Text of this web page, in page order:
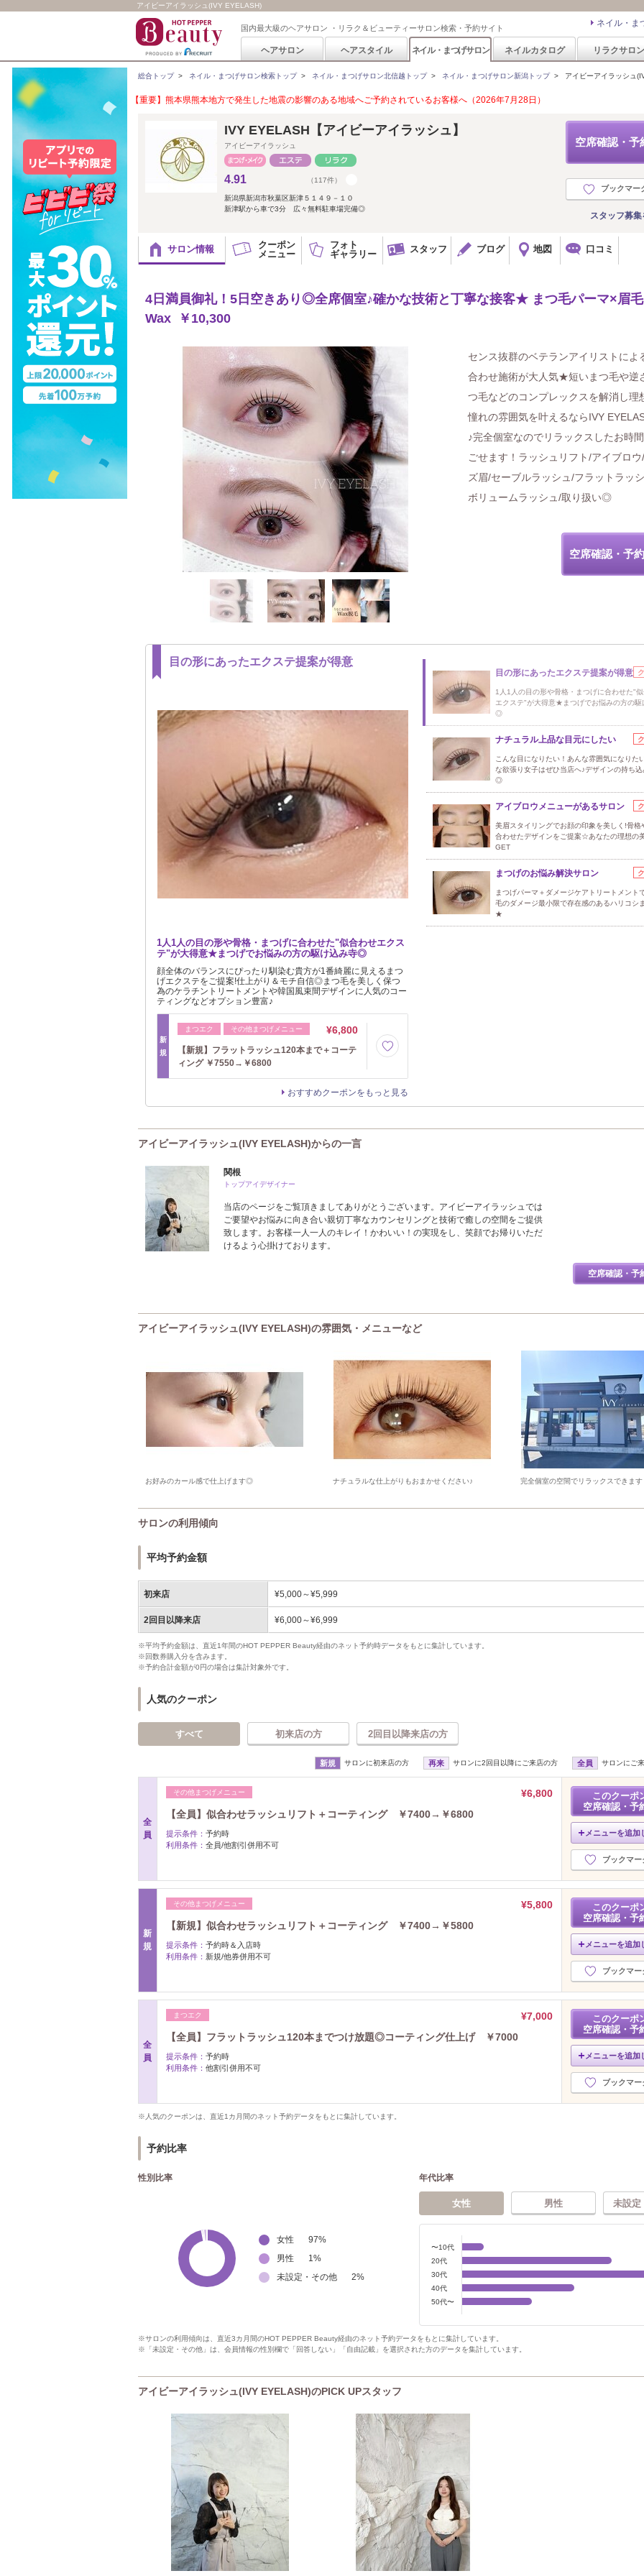
アイビーアイラッシュ(IVY EYELASH)
国内最大級のヘアサロン ・リラク＆ビューティーサロン検索・予約サイト ネイル・ま
ヘアサロン ヘアスタイル ネイル・まつげサロン ネイルカタログ リラクサロン
総合トップ> ネイル・まつげサロン検索トップ> ネイル・まつげサロン北信越トップ> ネイル・まつげサロン新潟トップ> アイビーアイラッシュ
【重要】熊本県熊本地方で発生した地震の影響のある地域へご予約されているお客様へ（2026年7月28日）
空席確認・予
ブックマー
スタッフ募
IVY EYELASH【アイビーアイラッシュ】
アイビーアイラッシュ
4.91 （117件）
新潟県新潟市秋葉区新津５１４９－１０
新津駅から車で3分 広々無料駐車場完備◎
サロン情報
クーポン
メニュー
フォト
ギャラリー
スタッフ ブログ 地図 口コミ
4日満員御礼！5日空きあり◎全席個室♪確かな技術と丁寧な接客★ まつ毛パーマ×眉毛
Wax ￥10,300
センス抜群のベテランアイリストによ
合わせ施術が大人気★短いまつ毛や逆
つ毛などのコンプレックスを解消し理
憧れの雰囲気を叶えるならIVY
♪完全個室なのでリラックスしたお時
ごせます！ラッシュリフト/アイブロ
ズ眉/セーブルラッシュ/フラットラッ
ボリュームラッシュ/取り扱い◎
空席確認・予
目の形にあったエクステ提案が得意
1人1人の目の形や骨格・まつげに合わせた"似合わせエクス
テ"が大得意★まつげでお悩みの方の駆け込み寺◎
顔全体のバランスにぴったり馴染む貴方が1番綺麗に見えるまつ
げエクステをご提案!仕上がり＆モチ自信◎まつ毛を美しく保つ
為のケラチントリートメントや韓国風束間デザインに人気のコー
ティングなどオプション豊富♪
新
規
まつエク その他まつげメニュー ¥6,800
【新規】フラットラッシュ120本まで＋コーテ
ィング ￥7550→￥6800
おすすめクーポンをもっと見る
目の形にあったエクステ提案が得意
1人1人の目の形や骨格・まつげに合わせた"
エクステ"が大得意★まつげでお悩みの方の駆
◎
ナチュラル上品な目元にしたい
こんな目になりたい！あんな雰囲気になりた
な欲張り女子はぜひ当店へ♪デザインの持ち
◎
アイブロウメニューがあるサロン
美眉スタイリングでお顔の印象を美しく!骨格
合わせたデザインをご提案☆あなたの理想の
GET
まつげのお悩み解決サロン
まつげパーマ＋ダメージケアトリートメント
毛のダメージ最小限で存在感のあるハリコシ
★
アイビーアイラッシュ(IVY EYELASH)からの一言
関根
トップアイデザイナー
当店のページをご覧頂きましてありがとうございます。アイビーアイラッシュでは
ご要望やお悩みに向き合い親切丁寧なカウンセリングと技術で癒しの空間をご提供
致します。お客様一人一人のキレイ！かわいい！の実現をし、笑顔でお帰りいただ
けるよう心掛けております。
空席確認・予
アイビーアイラッシュ(IVY EYELASH)の雰囲気・メニューなど
お好みのカール感で仕上げます◎ ナチュラルな仕上がりもおまかせください♪ 完全個室の空間でリラックスできます
サロンの利用傾向
平均予約金額
初来店 ¥5,000～¥5,999
2回目以降来店 ¥6,000～¥6,999
※平均予約金額は、直近1年間のHOT PEPPER Beauty経由のネット予約時データをもとに集計しています。
※回数券購入分を含みます。
※予約合計金額が0円の場合は集計対象外です。
人気のクーポン
すべて 初来店の方 2回目以降来店の方
新規 サロンに初来店の方 再来 サロンに2回目以降にご来店の方 全員 サロンにご
全
員
その他まつげメニュー
¥6,800
【全員】似合わせラッシュリフト＋コーティング ￥7400→￥6800
提示条件： 予約時
利用条件： 全員/他割引併用不可
このクーポ
空席確認・予
メニューを追加
ブックマー
新
規
その他まつげメニュー
¥5,800
【新規】似合わせラッシュリフト＋コーティング ￥7400→￥5800
提示条件： 予約時＆入店時
利用条件： 新規/他券併用不可
このクーポ
空席確認・予
メニューを追加
ブックマー
全
員
まつエク
¥7,000
【全員】フラットラッシュ120本までつけ放題◎コーティング仕上げ ￥7000
提示条件： 予約時
利用条件： 他割引併用不可
このクーポ
空席確認・予
メニューを追加
ブックマー
※人気のクーポンは、直近1カ月間のネット予約データをもとに集計しています。
予約比率
性別比率
女性 97%
男性
1%
未設定・その他
2%
年代比率
女性 男性 未設定
〜10代
20代
30代
40代
50代〜
※サロンの利用傾向は、直近3カ月間のHOT PEPPER Beauty経由のネット予約データをもとに集計しています。
※「未設定・その他」は、会員情報の性別欄で「回答しない」「自由記載」を選択された方のデータを集計しています。
アイビーアイラッシュ(IVY EYELASH)のPICK UPスタッフ